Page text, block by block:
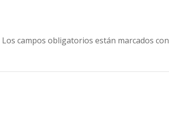
Los campos obligatorios están marcados con